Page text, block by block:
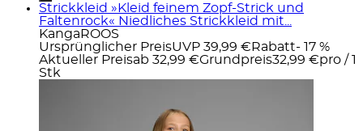
Strickkleid »Kleid feinem Zopf-Strick und
Faltenrock« Niedliches Strickkleid mit...
KangaROOS
Ursprünglicher PreisUVP 39,99 € Rabatt- 17 %
Aktueller Preisab 32,99 €Grundpreis32,99 €pro / 1
Stk